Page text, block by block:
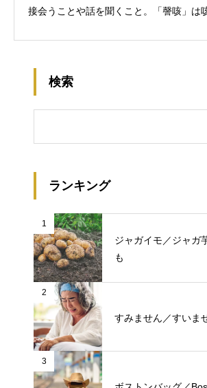
接会うことや話を聞くこと。「謦咳」は
検索
ランキング
1
ジャガイモ／ジャガ
も
2
すみません／すいま
3